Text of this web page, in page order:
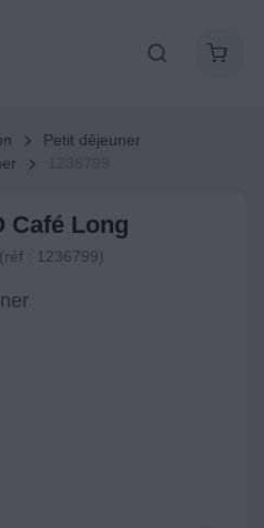
Petit déjeuner
Café Long
(réf : 1236799)